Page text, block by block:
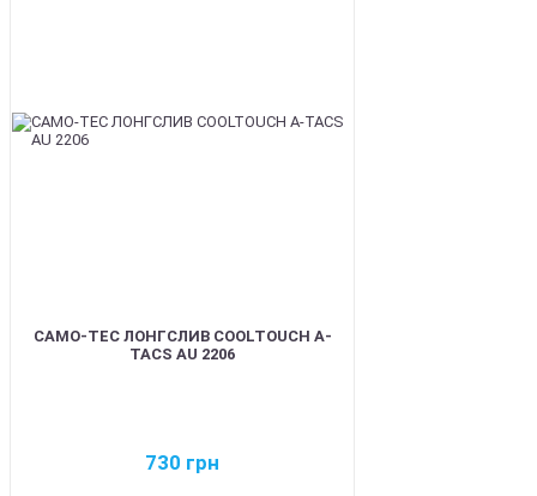
CAMO-TEC ЛОНГСЛИВ COOLTOUCH A-
TACS AU 2206
730 грн